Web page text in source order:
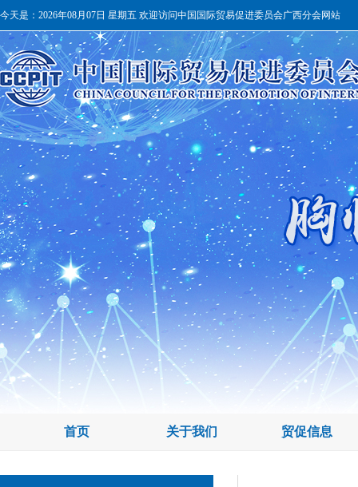
今天是： 2026年08月07日 星期五 欢迎访问中国国际贸易促进委员会广西分会网站
首页 关于我们 贸促信息